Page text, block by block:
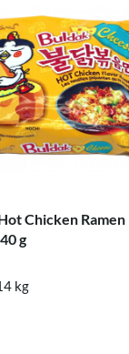
Chicken Ramen
g
kg